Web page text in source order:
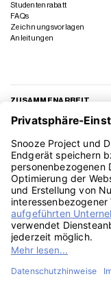
Studentenrabatt
FAQs
Zeichnungsvorlagen
Anleitungen
ZUSAMMENARBEIT
Geschäftskunden
Presse
Affiliate Marketing
PayPal Visa